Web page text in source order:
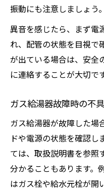
振動にも注意しましょう。
異音を感じたら、まず電
れ、配管の状態を目視で
が出ている場合は、安全
に連絡することが大切です
ガス給湯器故障時の不
ガス給湯器が故障した場
ドや電源の状態を確認し
ては、取扱説明書を参照
分かることもあります。
はガス栓や給水元栓が開